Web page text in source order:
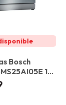
Bosch
12